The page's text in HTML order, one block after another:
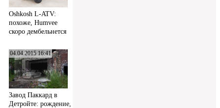
Oshkosh L-ATV:
похоже, Humvee
скоро дембельнется
04.04.2015 16:41
Завод Паккард в
Детройте: рождение,